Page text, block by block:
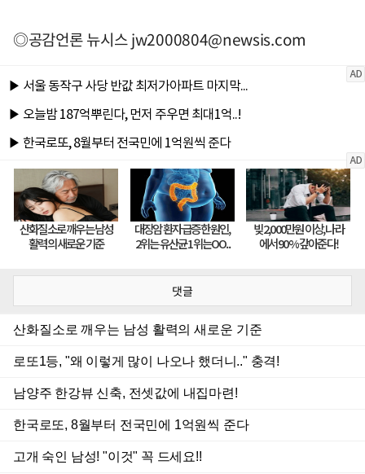
◎공감언론 뉴시스jw2000804@newsis.com
댓글